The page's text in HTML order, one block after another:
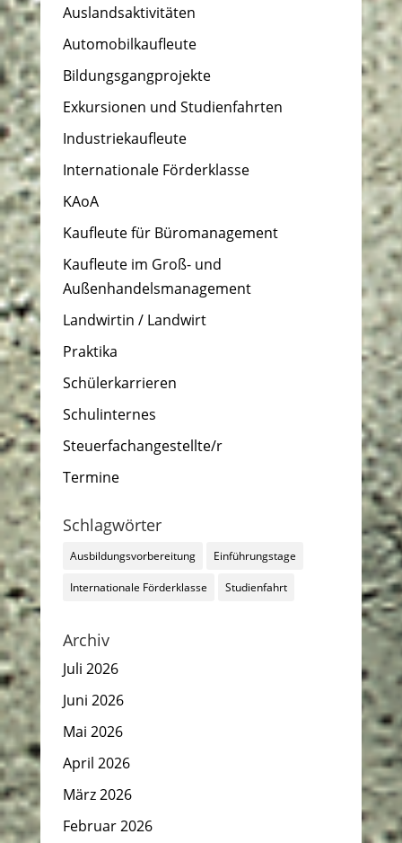
Auslandsaktivitäten
Automobilkaufleute
Bildungsgangprojekte
Exkursionen und Studienfahrten
Industriekaufleute
Internationale Förderklasse
KAoA
Kaufleute für Büromanagement
Kaufleute im Groß- und
Außenhandelsmanagement
Landwirtin / Landwirt
Praktika
Schülerkarrieren
Schulinternes
Steuerfachangestellte/r
Termine
Schlagwörter
Ausbildungsvorbereitung Einführungstage
Internationale Förderklasse Studienfahrt
Archiv
Juli 2026
Juni 2026
Mai 2026
April 2026
März 2026
Februar 2026